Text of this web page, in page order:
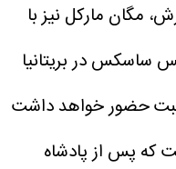
مگان مارکل نیز با
ساسکس در بریتانیا
آرچی و لیلیبت حضور خواهد داشت
که پس از پادشاه